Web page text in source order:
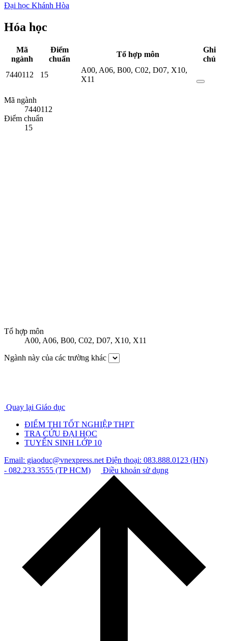
Đại học Khánh Hòa
Hóa học
Mã
ngành
Điểm
chuẩn
Tổ hợp môn
Ghi
chú
7440112
15
A00, A06, B00, C02, D07, X10,
X11
Mã ngành
7440112
Điểm chuẩn
15
Tổ hợp môn
A00, A06, B00, C02, D07, X10, X11
Ngành này của các trường khác
Quay lại Giáo dục
ĐIỂM THI TỐT NGHIỆP THPT
TRA CỨU ĐẠI HỌC
TUYỂN SINH LỚP 10
Email: giaoduc@vnexpress.netĐiện thoại: 083.888.0123 (HN)
- 082.233.3555 (TP HCM)
Điều khoản sử dụng